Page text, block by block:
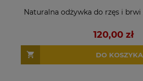
Naturalna odżywka do rzęs i
120,00 zł
DO KOSZYKA